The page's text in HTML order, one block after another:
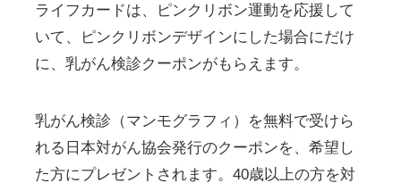
ライフカードは、ピンクリボン運動を応援して
いて、ピンクリボンデザインにした場合にだけ
に、乳がん検診クーポンがもらえます。
乳がん検診（マンモグラフィ）を無料で受けら
れる日本対がん協会発行のクーポンを、希望し
た方にプレゼントされます。40歳以上の方を対